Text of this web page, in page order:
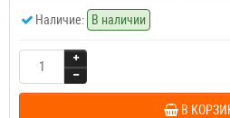
Наличие: В наличии
В